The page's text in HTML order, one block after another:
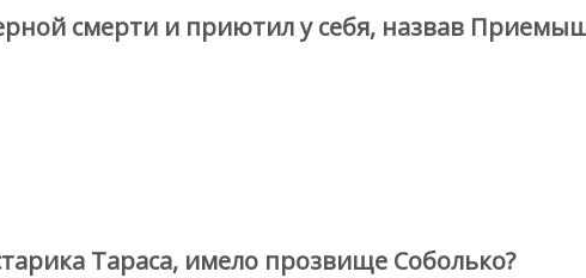
смерти и приютил у себя, назвав
Тараса, имело прозвище Соболько?